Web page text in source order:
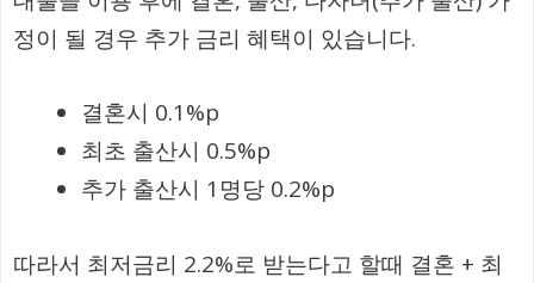
정이 될 경우 추가 금리 혜택이 있습니다.
결혼시 0.1%p
최초 출산시 0.5%p
추가 출산시 1명당 0.2%p
따라서 최저금리 2.2%로 받는다고 할때 결혼 + 최